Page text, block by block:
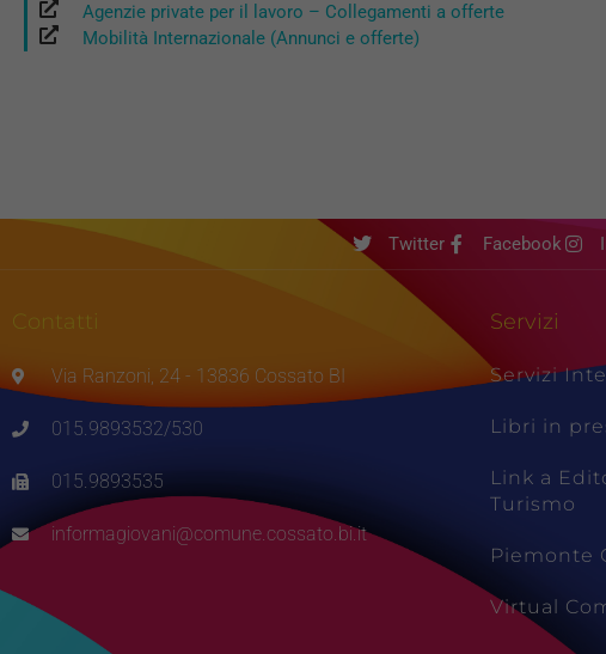
Agenzie private per il lavoro – Collegamenti a offerte
Mobilità Internazionale (Annunci e offerte)
Twitter Facebook
Contatti
Via Ranzoni, 24 - 13836 Cossato BI
015.9893532/530
015.9893535
informagiovani@comune.cossato.bi.it
Servizi
Servizi
Libri in
Link a
Turismo
Piemonte
Virtual